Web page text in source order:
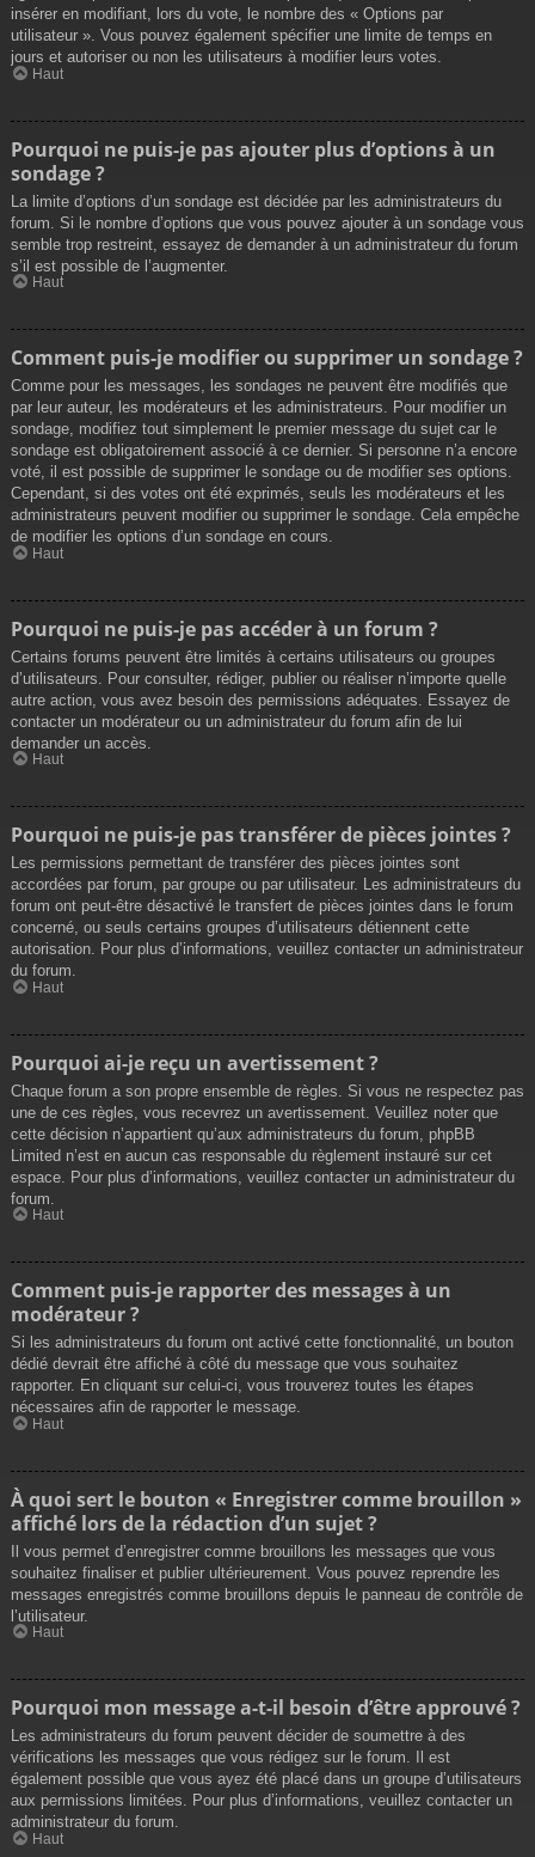
insérer en modifiant, lors du vote, le nombre des « Options par
utilisateur ». Vous pouvez également spécifier une limite de temps en
jours et autoriser ou non les utilisateurs à modifier leurs votes.
Haut
Pourquoi ne puis-je pas ajouter plus d’options à un
sondage ?
La limite d’options d’un sondage est décidée par les administrateurs du
forum. Si le nombre d’options que vous pouvez ajouter à un sondage vous
semble trop restreint, essayez de demander à un administrateur du forum
s’il est possible de l’augmenter.
Haut
Comment puis-je modifier ou supprimer un sondage ?
Comme pour les messages, les sondages ne peuvent être modifiés que
par leur auteur, les modérateurs et les administrateurs. Pour modifier un
sondage, modifiez tout simplement le premier message du sujet car le
sondage est obligatoirement associé à ce dernier. Si personne n’a encore
voté, il est possible de supprimer le sondage ou de modifier ses options.
Cependant, si des votes ont été exprimés, seuls les modérateurs et les
administrateurs peuvent modifier ou supprimer le sondage. Cela empêche
de modifier les options d’un sondage en cours.
Haut
Pourquoi ne puis-je pas accéder à un forum ?
Certains forums peuvent être limités à certains utilisateurs ou groupes
d’utilisateurs. Pour consulter, rédiger, publier ou réaliser n’importe quelle
autre action, vous avez besoin des permissions adéquates. Essayez de
contacter un modérateur ou un administrateur du forum afin de lui
demander un accès.
Haut
Pourquoi ne puis-je pas transférer de pièces jointes ?
Les permissions permettant de transférer des pièces jointes sont
accordées par forum, par groupe ou par utilisateur. Les administrateurs du
forum ont peut-être désactivé le transfert de pièces jointes dans le forum
concerné, ou seuls certains groupes d’utilisateurs détiennent cette
autorisation. Pour plus d’informations, veuillez contacter un administrateur
du forum.
Haut
Pourquoi ai-je reçu un avertissement ?
Chaque forum a son propre ensemble de règles. Si vous ne respectez pas
une de ces règles, vous recevrez un avertissement. Veuillez noter que
cette décision n’appartient qu’aux administrateurs du forum, phpBB
Limited n’est en aucun cas responsable du règlement instauré sur cet
espace. Pour plus d’informations, veuillez contacter un administrateur du
forum.
Haut
Comment puis-je rapporter des messages à un
modérateur ?
Si les administrateurs du forum ont activé cette fonctionnalité, un bouton
dédié devrait être affiché à côté du message que vous souhaitez
rapporter. En cliquant sur celui-ci, vous trouverez toutes les étapes
nécessaires afin de rapporter le message.
Haut
À quoi sert le bouton « Enregistrer comme brouillon »
affiché lors de la rédaction d’un sujet ?
Il vous permet d’enregistrer comme brouillons les messages que vous
souhaitez finaliser et publier ultérieurement. Vous pouvez reprendre les
messages enregistrés comme brouillons depuis le panneau de contrôle de
l’utilisateur.
Haut
Pourquoi mon message a-t-il besoin d’être approuvé ?
Les administrateurs du forum peuvent décider de soumettre à des
vérifications les messages que vous rédigez sur le forum. Il est
également possible que vous ayez été placé dans un groupe d’utilisateurs
aux permissions limitées. Pour plus d’informations, veuillez contacter un
administrateur du forum.
Haut